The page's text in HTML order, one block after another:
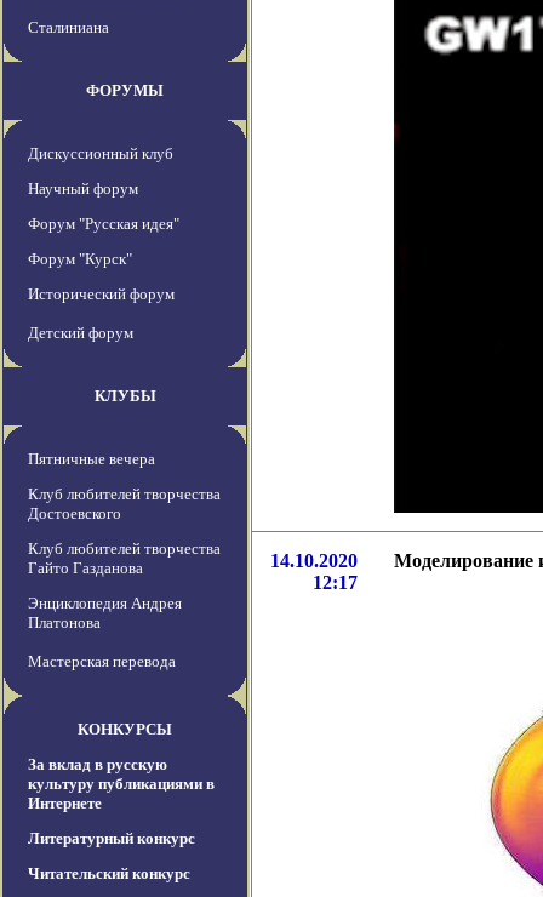
Сталиниана
ФОРУМЫ
Дискуссионный клуб
Научный форум
Форум "Русская идея"
Форум "Курск"
Исторический форум
Детский форум
КЛУБЫ
Пятничные вечера
Клуб любителей творчества
Достоевского
Клуб любителей творчества
Гайто Газданова
Энциклопедия Андрея
Платонова
Мастерская перевода
КОНКУРСЫ
За вклад в русскую
культуру публикациями в
Интернете
Литературный конкурс
Читательский конкурс
14.10.2020
12:17
Моделирование